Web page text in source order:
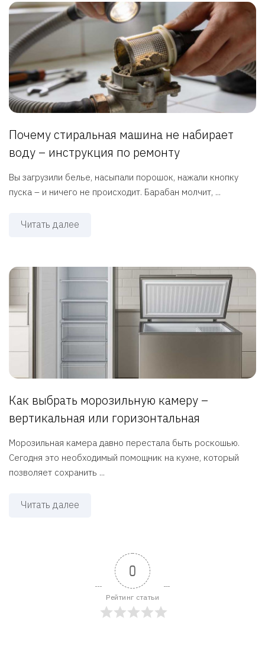
Почему стиральная машина не набирает
воду – инструкция по ремонту
Вы загрузили белье, насыпали порошок, нажали кнопку
пуска – и ничего не происходит. Барабан молчит, ...
Читать далее
Как выбрать морозильную камеру –
вертикальная или горизонтальная
Морозильная камера давно перестала быть роскошью.
Сегодня это необходимый помощник на кухне, который
позволяет сохранить ...
Читать далее
0
Рейтинг статьи